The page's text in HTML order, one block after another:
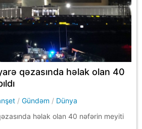
qəzasında həlak olan 40
/Gündəm / Dünya
həlak olan 40 nəfərin meyiti